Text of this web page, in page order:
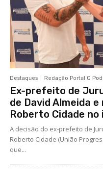
Destaques Redação Portal O
Ex-prefeito de
de David Almeida
Roberto Cidade
A decisão do ex-prefeito de
Roberto Cidade (União
que...